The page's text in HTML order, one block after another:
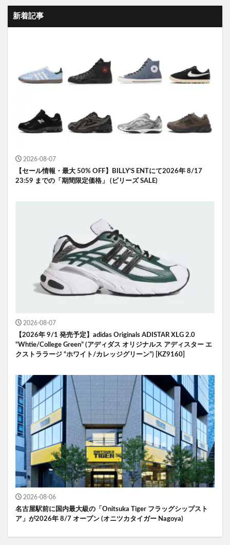
新着記事
2026-08-07
【セール情報・最大 50% OFF】BILLY’S ENTにて2026年 8/17
23:59 までの「期間限定価格」 (ビリーズ SALE)
2026-08-07
【2026年 9/1 発売予定】adidas Originals ADISTAR XLG 2.0
“Whtie/College Green” (アディダス オリジナルス アディスター エ
クストララージ “ホワイト/カレッジグリーン”) [KZ9160]
2026-08-06
名古屋駅前に国内最大級の「Onitsuka Tiger フラッグシップスト
ア」が2026年 8/7 オープン (オニツカタイガー Nagoya)